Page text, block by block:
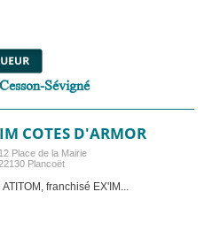
Sévigné
COTES D'ARMOR
12 Place de la Mairie
Plancoët
ATITOM, franchisé EX'IM...